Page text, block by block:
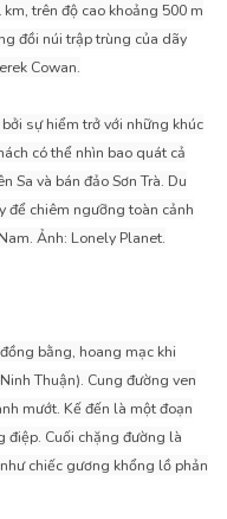
trên độ cao khoảng 500 m
đồi núi trập trùng của dãy
Cowan.
sự hiểm trở với những khúc
có thể nhìn bao quát cả
Sa và bán đảo Sơn Trà. Du
để chiêm ngưỡng toàn cảnh
Ảnh: Lonely Planet.
bằng, hoang mạc khi
Thuận). Cung đường ven
mướt. Kế đến là một đoạn
điệp. Cuối chặng đường là
chiếc gương khổng lồ phản